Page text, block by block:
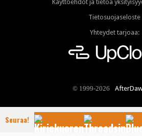
Käyttöehdot ja tietoa
Tietosuojaseloste
Yhteydet tarjoaa:
© 1999-2026
Seuraa!